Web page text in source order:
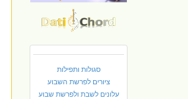
סגולות ותפילות
ציורים לפרשת השבוע
עלונים לשבת ולפרשת שבוע